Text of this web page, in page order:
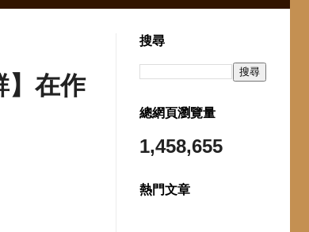
】在作
搜尋
總網頁瀏覽量
1,458,655
熱門文章